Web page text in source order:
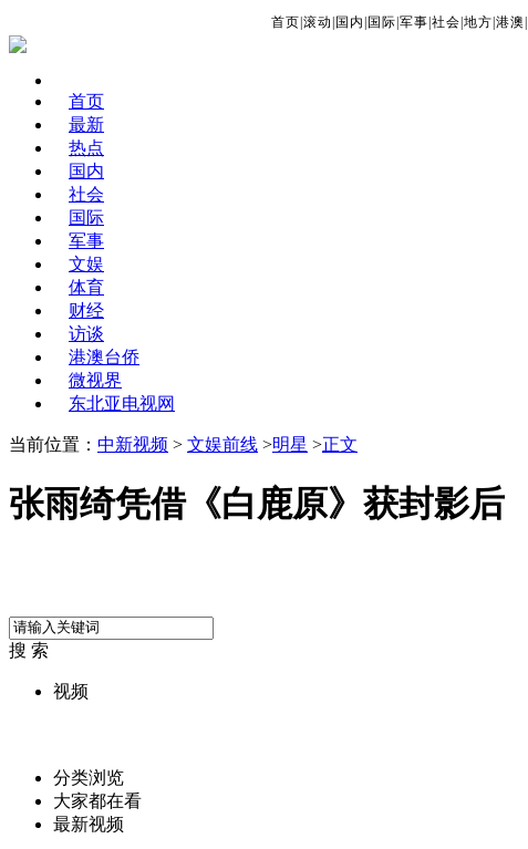
首页 滚动 国内 国际 军事 社会 地方 港澳
首页
最新
热点
国内
社会
国际
军事
文娱
体育
财经
访谈
港澳台侨
微视界
东北亚电视网
当前位置： 中新视频 > 文娱前线 >明星 >正文
张雨绮凭借《白鹿原》获封影后
搜 索
视频
分类浏览
大家都在看
最新视频